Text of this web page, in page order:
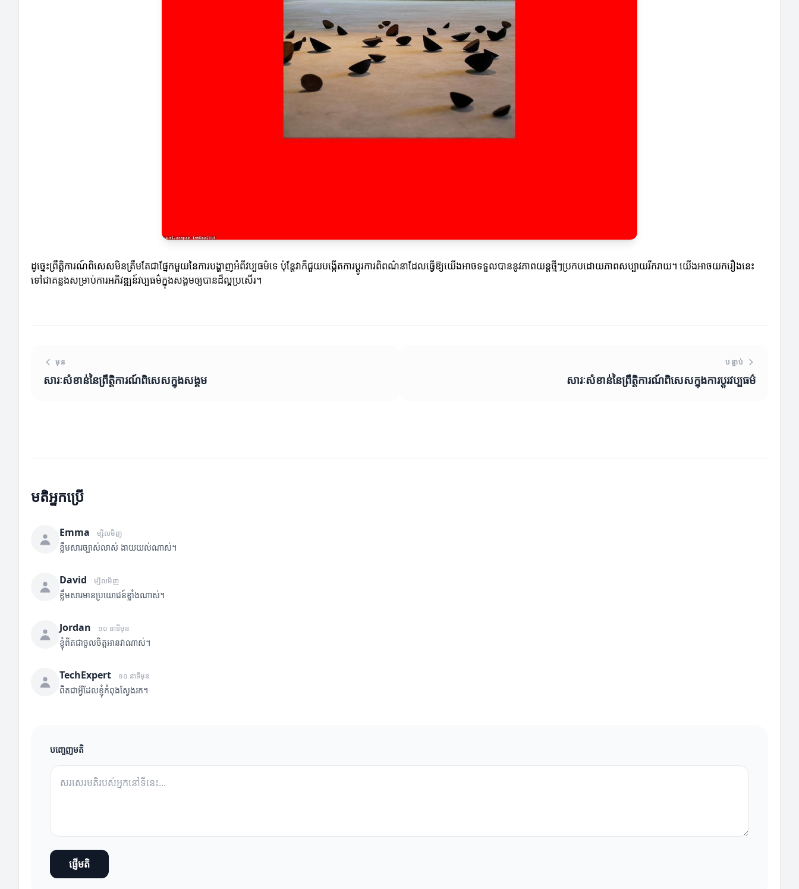
ដូច្នេះព្រឹត្តិការណ៍ពិសេសមិនត្រឹមតែជាផ្នែកមួយនៃការបង្ហាញអំពីវប្បធម៌ទេ ប៉ុន្តែវាក៏ជួយបង្កើតការប្ដូរការពិពណ៌នាដែលធ្វើឱ្យយើងអាចទទួលបាននូវភាពយន្តថ្មីៗប្រកបដោយភាពសប្បាយរីករាយ។ យើងអាចយករឿងនេះ
ទៅជាគន្លងសម្រាប់ការអភិវឌ្ឍន៍វប្បធម៌ក្នុងសង្គមឲ្យបានដ៏ល្អប្រសើរ។
មុន
សារៈសំខាន់នៃព្រឹត្តិការណ៍ពិសេសក្នុងសង្គម
បន្ទាប់
សារៈសំខាន់នៃព្រឹត្តិការណ៍ពិសេសក្នុងការប្ដូរវប្បធម៌
មតិអ្នកប្រើ
Emma ម្សិលមិញ
ខ្លឹមសារច្បាស់លាស់ ងាយយល់ណាស់។
David ម្សិលមិញ
ខ្លឹមសារមានប្រយោជន៍ខ្លាំងណាស់។
Jordan ១០ នាទីមុន
ខ្ញុំពិតជាចូលចិត្តអានវាណាស់។
TechExpert ១០ នាទីមុន
ពិតជាអ្វីដែលខ្ញុំកំពុងស្វែងរក។
បញ្ចេញមតិ
ផ្ញើមតិ